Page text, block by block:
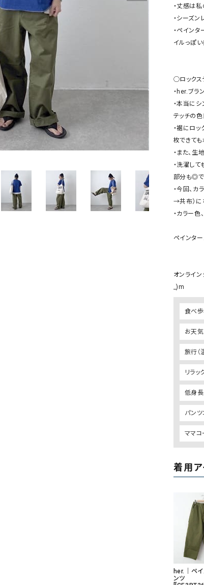
すべて見る
ー
サロペット・
グッズ
・丈感は
・シーズ
・ペイン
イルっぽい
◯ロックス
・her.ブラ
・本当に
テッチの
・裾にロ
枚できて
・また、
・洗濯し
部分も◎で
・今回、
→共布）に
・カラー色
ペインタ
オンライ
_)m
食べ歩
お天
旅行（
リラッ
低身
パン
ママコ
着用ア
her.｜ペ
ンツ